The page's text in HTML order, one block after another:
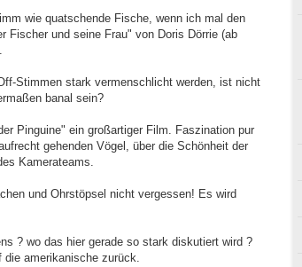
wie quatschende Fische, wenn ich mal den
Fischer und seine Frau" von Doris Dörrie (ab
Stimmen stark vermenschlicht werden, ist nicht
banal sein?
Pinguine" ein großartiger Film. Faszination pur
gehenden Vögel, über die Schönheit der
Kamerateams.
und Ohrstöpsel nicht vergessen! Es wird
? wo das hier gerade so stark diskutiert wird ?
amerikanische zurück.